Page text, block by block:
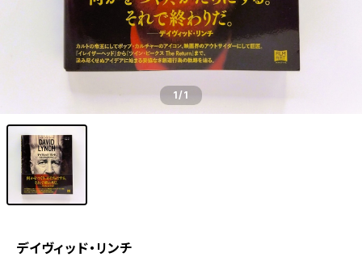
1/1
デイヴィッド・リンチ